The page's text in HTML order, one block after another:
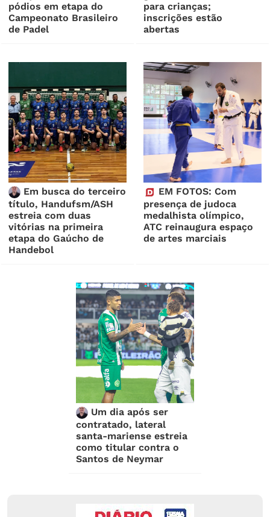
pódios em etapa do
Campeonato Brasileiro
de Padel
para crianças;
inscrições estão
abertas
Em busca do terceiro
título, Handufsm/ASH
estreia com duas
vitórias na primeira
etapa do Gaúcho de
Handebol
EM FOTOS: Com
presença de judoca
medalhista olímpico,
ATC reinaugura espaço
de artes marciais
Um dia após ser
contratado, lateral
santa-mariense estreia
como titular contra o
Santos de Neymar